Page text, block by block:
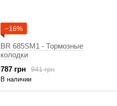
−16%
BR 685SM1 - Тормозные
колодки
941 грн
787 грн
В наличии